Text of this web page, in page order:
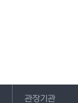
관장기관